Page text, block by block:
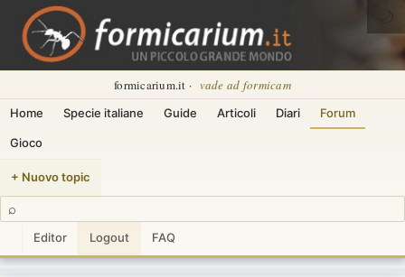
formicarium.it · vade ad formicam
Home Specie italiane Guide Articoli Diari Forum
Gioco
+ Nuovo topic
⌕
Editor Logout FAQ
🌙